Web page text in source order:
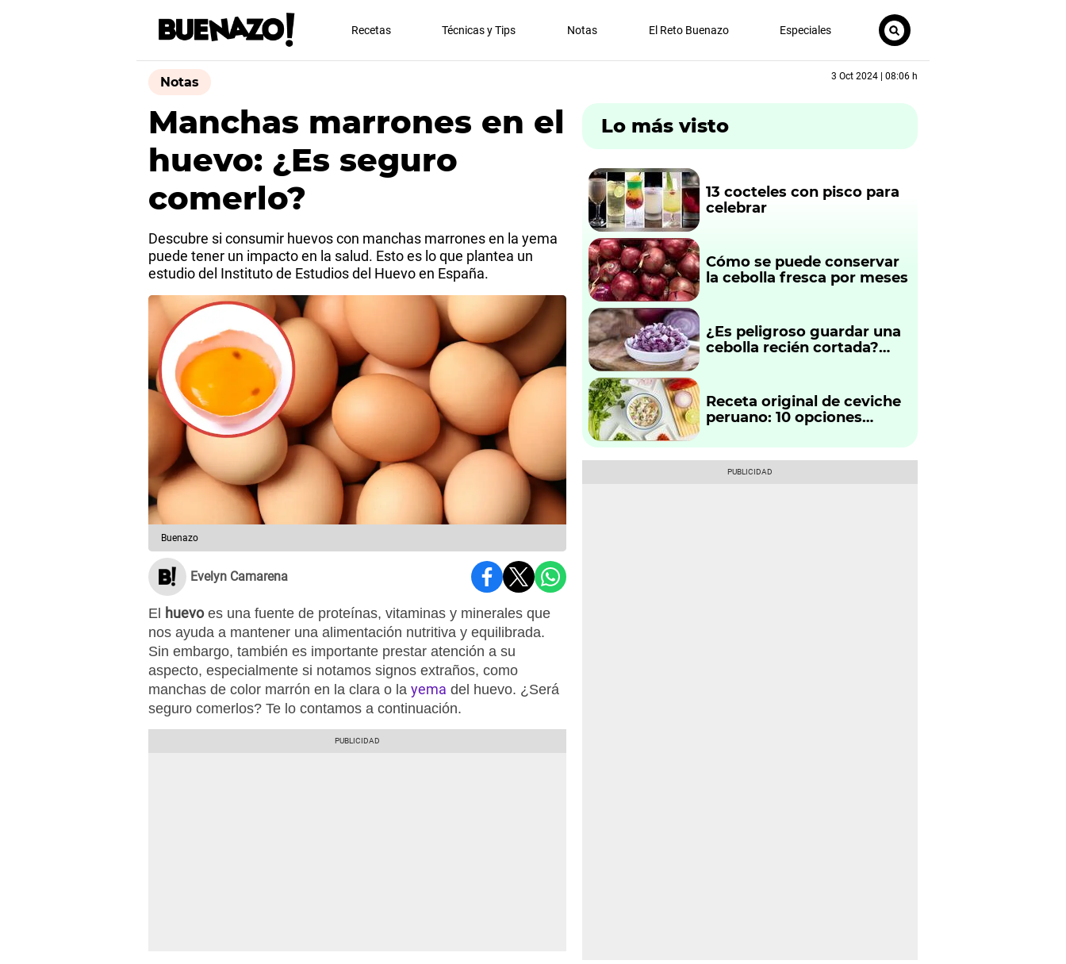
Recetas Técnicas y Tips Notas El Reto Buenazo Especiales
Notas 3 Oct 2024 | 08:06 h
Manchas marrones en el
huevo: ¿Es seguro
comerlo?
Descubre si consumir huevos con manchas marrones en la yema
puede tener un impacto en la salud. Esto es lo que plantea un
estudio del Instituto de Estudios del Huevo en España.
Buenazo
Evelyn Camarena
El huevoes una fuente de proteínas, vitaminas y minerales que
nos ayuda a mantener una alimentación nutritiva y equilibrada.
Sin embargo, también es importante prestar atención a su
aspecto, especialmente si notamos signos extraños, como
manchas de color marrón en la clara o la yema del huevo. ¿Será
seguro comerlos? Te lo contamos a continuación.
Lo más visto
13 cocteles con pisco para
celebrar
Cómo se puede conservar
la cebolla fresca por meses
¿Es peligroso guardar una
cebolla recién cortada?
Receta original de ceviche
peruano: 10 opciones